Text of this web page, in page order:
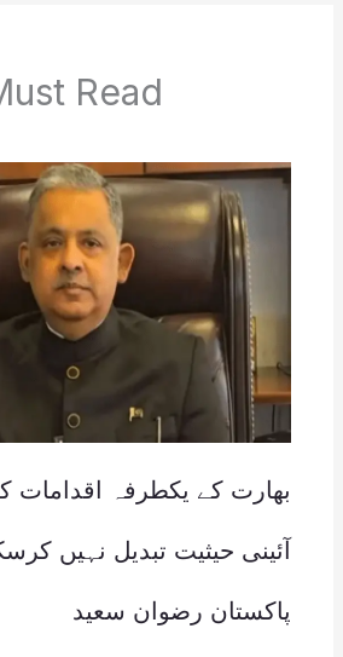
Read
بھارت کے یکطرفہ اقدامات
آئینی حیثیت تبدیل نہیں
پاکستان رضوان سعید